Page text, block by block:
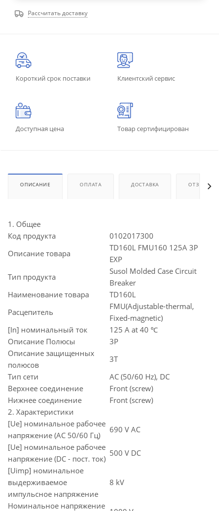
Рассчитать доставку
Короткий срок поставки Клиентский сервис
Доступная цена Товар сертифицирован
ОПИСАНИЕ ОПЛАТА ДОСТАВКА ОТЗЫВЫ
1. Общее
Код продукта
0102017300
Описание товара
TD160L FMU160 125A 3P
EXP
Тип продукта
Susol Molded Case Circuit
Breaker
Наименование товара
TD160L
Расцепитель
FMU(Adjustable-thermal,
Fixed-magnetic)
[In] номинальный ток
125 A at 40 ℃
Описание Полюсы
3P
Описание защищенных
полюсов
3T
Тип сети
AC (50/60 Hz), DC
Верхнее соединение
Front (screw)
Нижнее соединение
Front (screw)
2. Характеристики
[Ue] номинальное рабочее
напряжение (AC 50/60 Гц)
690 V AC
[Ue] номинальное рабочее
напряжение (DC - пост. ток)
500 V DC
[Uimp] номинальное
выдерживаемое
импульсное напряжение
8 kV
Номинальное напряжение